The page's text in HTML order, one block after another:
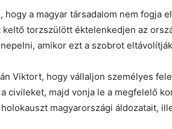
hogy a magyar társadalom nem fogja
torzszülött éktelenkedjen az
amikor ezt a szobrot
Viktort, hogy vállaljon személyes
civileket, majd vonja le a megfelelő
magyarországi áldozatait,